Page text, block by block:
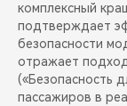
комплексный
подтверждает
безопасности
отражает
(«Безопасность
пассажиров в